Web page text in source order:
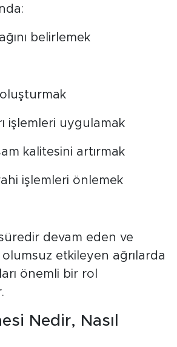
belirlemek
işlemleri uygulamak
kalitesini artırmak
işlemleri önlemek
devam eden ve
etkileyen ağrılarda
önemli bir rol
Nedir, Nasıl